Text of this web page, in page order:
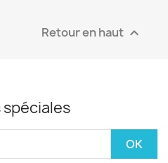
Retour en haut 